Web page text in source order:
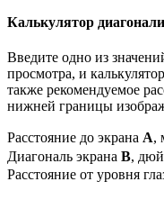
Калькулятор
Введите одно из
просмотра, и
также рекомендуемое
нижней границы
Расстояние до экрана A,
Диагональ экрана B,
Расстояние от уровня